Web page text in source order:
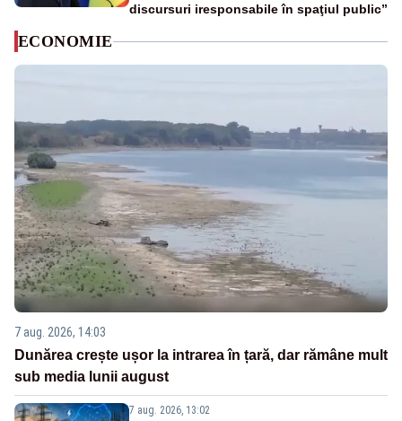
discursuri iresponsabile în spaţiul public”
ECONOMIE
7 aug. 2026, 14:03
Dunărea crește ușor la intrarea în țară, dar rămâne mult
sub media lunii august
7 aug. 2026, 13:02